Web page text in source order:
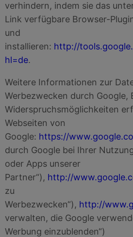
verhindern, indem sie das
Link verfügbare Browser-
und
installieren: http://
hl=de.
Weitere Informationen zur
Werbezwecken durch Google,
Widerspruchsmöglichkeiten
Webseiten von
Google: https://
durch Google bei Ihrer
oder Apps unserer
Partner“), http://
zu
Werbezwecken“), http://
verwalten, die Google
Werbung einzublenden“)